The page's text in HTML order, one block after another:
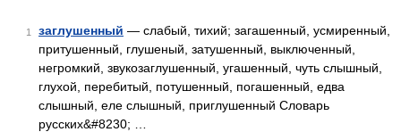
1 заглушенный — слабый, тихий; загашенный, усмиренный,
притушенный, глушеный, затушенный, выключенный,
негромкий, звукозаглушенный, угашенный, чуть слышный,
глухой, перебитый, потушенный, погашенный, едва
слышный, еле слышный, приглушенный Словарь
русских&#8230; …